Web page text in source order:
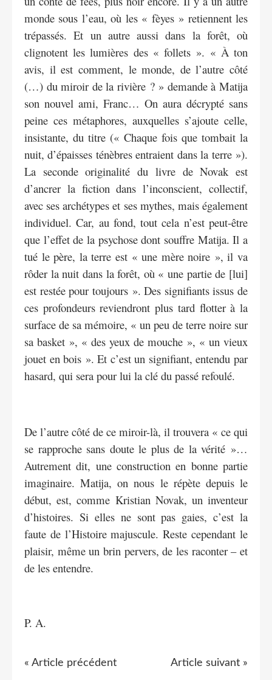
monde sous l’eau, où les « fèyes » retiennent les
trépassés. Et un autre aussi dans la forêt, où
clignotent les lumières des « follets ». « À ton
avis, il est comment, le monde, de l’autre côté
(…) du miroir de la rivière ? » demande à Matija
son nouvel ami, Franc… On aura décrypté sans
peine ces métaphores, auxquelles s’ajoute celle,
insistante, du titre (« Chaque fois que tombait la
nuit, d’épaisses ténèbres entraient dans la terre »).
La seconde originalité du livre de Novak est
d’ancrer la fiction dans l’inconscient, collectif,
avec ses archétypes et ses mythes, mais également
individuel. Car, au fond, tout cela n’est peut-être
que l’effet de la psychose dont souffre Matija. Il a
tué le père, la terre est « une mère noire », il va
rôder la nuit dans la forêt, où « une partie de [lui]
est restée pour toujours ». Des signifiants issus de
ces profondeurs reviendront plus tard flotter à la
surface de sa mémoire, « un peu de terre noire sur
sa basket », « des yeux de mouche », « un vieux
jouet en bois ». Et c’est un signifiant, entendu par
hasard, qui sera pour lui la clé du passé refoulé.
De l’autre côté de ce miroir-là, il trouvera « ce qui
se rapproche sans doute le plus de la vérité »…
Autrement dit, une construction en bonne partie
imaginaire. Matija, on nous le répète depuis le
début, est, comme Kristian Novak, un inventeur
d’histoires. Si elles ne sont pas gaies, c’est la
faute de l’Histoire majuscule. Reste cependant le
plaisir, même un brin pervers, de les raconter – et
de les entendre.
P. A.
« Article précédent Article suivant »